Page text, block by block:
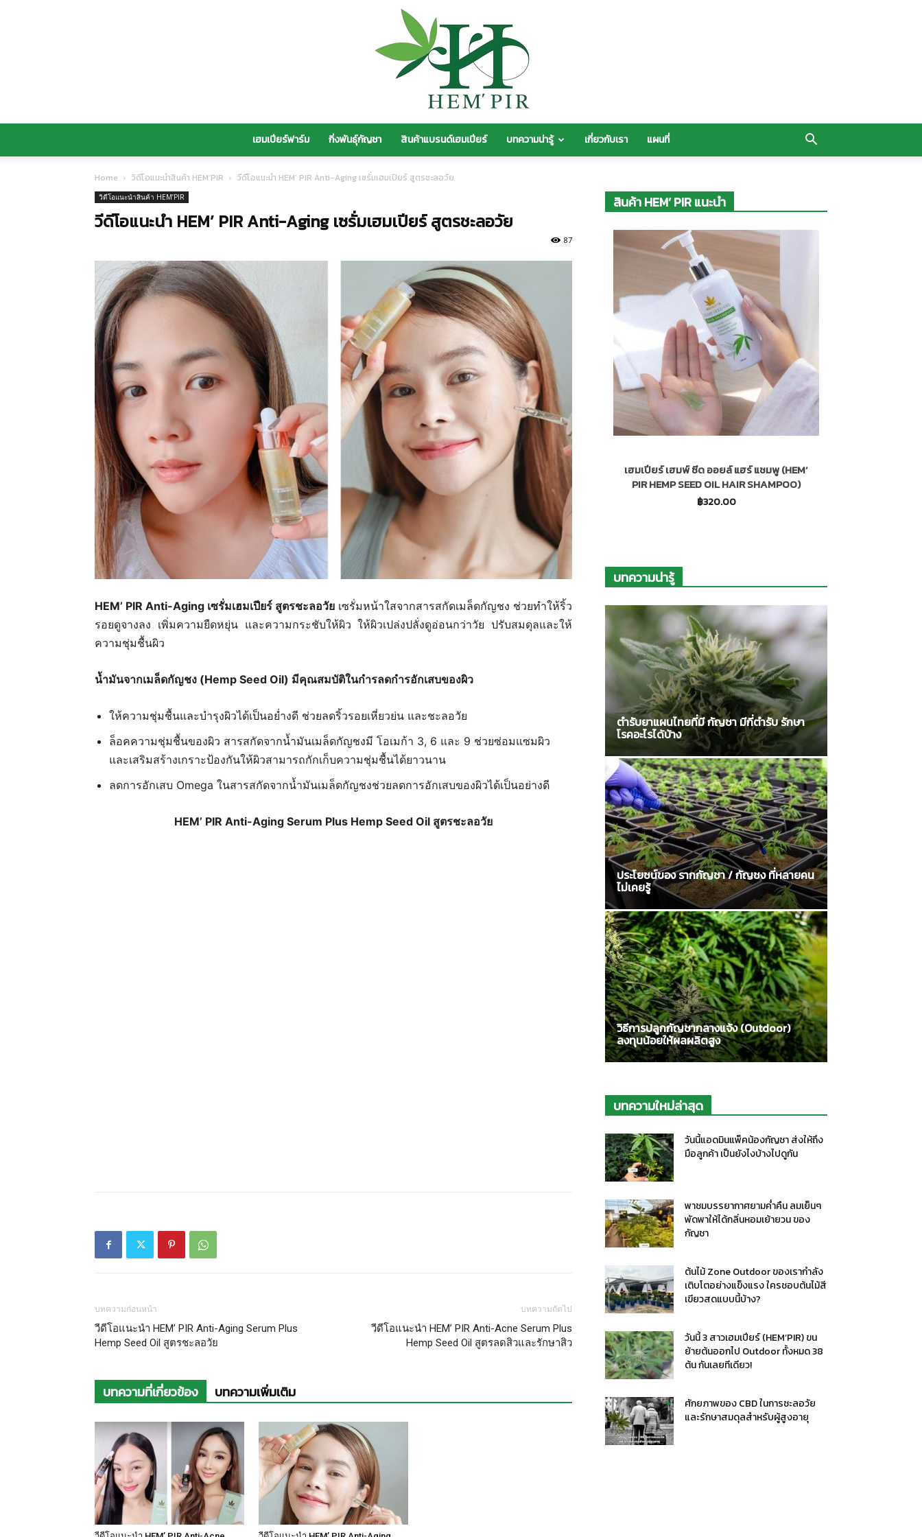
ฟาร์ม
ปลูก
ชง
กัญชา
เฮมเปียร์ฟาร์ม กิ่งพันธุ์กัญชา สินค้าแบรนด์เฮมเปียร์ บทความน่ารู้ เกี่ยวกับเรา แผนที่
Home วิดีโอแนะนำสินค้า HEM’PIR วีดีโอแนะนำ HEM’ PIR Anti-Aging เซรั่มเฮมเปียร์ สูตรชะลอวัย
วิดีโอแนะนำสินค้า HEM’PIR
วีดีโอแนะนำ HEM’ PIR Anti-Aging เซรั่มเฮมเปียร์ สูตรชะลอวัย
87
HEM’ PIR Anti-Aging เซรั่มเฮมเปียร์ สูตรชะลอวัย เซรั่มหน้าใสจากสารสกัดเมล็ดกัญชง ช่วยทำให้ริ้ว
รอยดูจางลง เพิ่มความยืดหยุ่น และความกระชับให้ผิว ให้ผิวเปล่งปลั่งดูอ่อนกว่าวัย ปรับสมดุลและให้
ความชุ่มชื้นผิว
น้ำมันจากเมล็ดกัญชง (Hemp Seed Oil) มีคุณสมบัติในกำรลดกำรอักเสบของผิว
ให้ความชุ่มชื้นและบำรุงผิวได้เป็นอย่ำงดี ช่วยลดริ้วรอยเหี่ยวย่น และชะลอวัย
ล็อคความชุ่มชื้นของผิว สารสกัดจากน้ำมันเมล็ดกัญชงมี โอเมก้า 3, 6 และ 9 ช่วยซ่อมแซมผิว
และเสริมสร้างเกราะป้องกันให้ผิวสามารถกักเก็บความชุ่มชื้นได้ยาวนาน
ลดการอักเสบ Omega ในสารสกัดจากน้ำมันเมล็ดกัญชงช่วยลดการอักเสบของผิวได้เป็นอย่างดี
HEM’ PIR Anti-Aging Serum Plus Hemp Seed Oil สูตรชะลอวัย
บทความก่อนหน้า
วีดีโอแนะนำ HEM’ PIR Anti-Aging Serum Plus
Hemp Seed Oil สูตรชะลอวัย
บทความถัดไป
วีดีโอแนะนำ HEM’ PIR Anti-Acne Serum Plus
Hemp Seed Oil สูตรลดสิวและรักษาสิว
บทความที่เกี่ยวข้อง บทความเพิ่มเติม
สินค้า HEM’ PIR แนะนำ
HEM’ PIR Anti-Aging Serum Plus Hemp
Seed Oil สูตรชะลอวัย
360.00
เฮมเปียร์ เฮมพ์ ซีด ออยล์ แฮร์ คอนดิชันเนอร์
(HEMP SEED OIL HAIR CONDITIONER)
เฮมเปียร์ เฮมพ์ ซีด ออยล์ แฮร์ แชมพู (HEM’
PIR HEMP SEED OIL HAIR SHAMPOO)
฿320.00
บทความน่ารู้
ตำรับยาแผนไทยที่มี กัญชา มีกี่ตำรับ รักษา
โรคอะไรได้บ้าง
ประโยชน์ของ รากกัญชา / กัญชง ที่หลายคน
ไม่เคยรู้
วิธีการปลูกกัญชากลางแจ้ง (Outdoor)
ลงทุนน้อยให้ผลผลิตสูง
บทความใหม่ล่าสุด
วันนี้แอดมินแพ็คน้องกัญชา ส่งให้ถึง
มือลูกค้า เป็นยังไงบ้างไปดูกัน
พาชมบรรยากาศยามค่ำคืน ลมเย็นๆ
พัดพาให้ได้กลิ่นหอมเย้ายวน ของ
กัญชา
ต้นไม้ Zone Outdoor ของเรากำลัง
เติบโตอย่างแข็งแรง ใครชอบต้นไม้สี
เขียวสดแบบนี้บ้าง?
วันนี้ 3 สาวเฮมเปียร์ (HEM’PIR) ขน
ย้ายต้นออกไป Outdoor ทั้งหมด 38
ต้น กันเลยทีเดียว!
ศักยภาพของ CBD ในการชะลอวัย
และรักษาสมดุลสำหรับผู้สูงอายุ